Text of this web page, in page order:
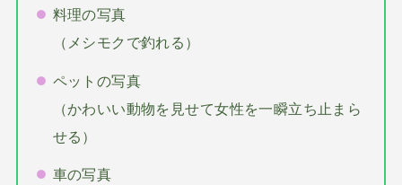
料理の写真
（メシモクで釣れる）
ペットの写真
（かわいい動物を見せて女性を一瞬立ち止まら
せる）
車の写真